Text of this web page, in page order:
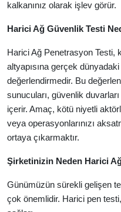
kalkanınız olarak işlev görür.
Harici Ağ Güvenlik Testi
Harici Ağ Penetrasyon Testi,
altyapısına gerçek
değerlendirmedir. Bu
sunucuları, güvenlik
içerir. Amaç, kötü niyetli
veya operasyonlarınızı
ortaya çıkarmaktır.
Şirketinizin Neden Harici
Günümüzün sürekli gelişen
çok önemlidir. Harici pen